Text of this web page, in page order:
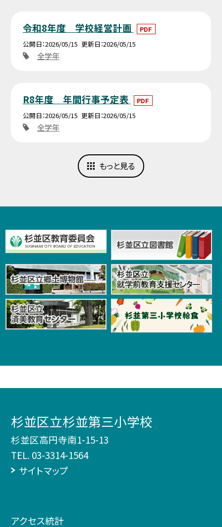
令和8年度 学校経営計画
PDF
公開日 2026/05/15 更新日 2026/05/15
全学年
R8年度 年間行事予定表
PDF
公開日 2026/05/15 更新日 2026/05/15
全学年
もっと見る
杉並区立杉並第三小学校
杉並区高円寺南1-15-13
TEL. 03-3314-1564
サイトマップ
アクセス統計